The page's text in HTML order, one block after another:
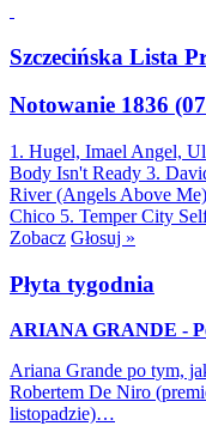
Szczecińska Lista
Notowanie 1836
1. Hugel, Imael Angel,
Body Isn't Ready 3.
River (Angels Above Me)
Chico 5. Temper City
Zobacz Głosuj »
Płyta tygodnia
ARIANA GRANDE -
Ariana Grande po tym,
Robertem De Niro
listopadzie)…